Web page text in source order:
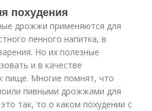
похудения
дрожжи применяются для
пенного напитка, в
Но их полезные
и в качестве
пище. Многие помнят, что
пивными дрожжами для
так, то о каком похудении с